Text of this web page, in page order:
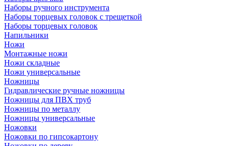
Наборы ручного инструмента
Наборы торцевых головок с трещеткой
Наборы торцевых головок
Напильники
Ножи
Монтажные ножи
Ножи складные
Ножи универсальные
Ножницы
Гидравлические ручные ножницы
Ножницы для ПВХ труб
Ножницы по металлу
Ножницы универсальные
Ножовки
Ножовки по гипсокартону